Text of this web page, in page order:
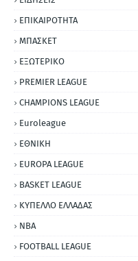
ΕΠΙΚΑΙΡΟΤΗΤΑ
ΜΠΑΣΚΕΤ
ΕΞΩΤΕΡΙΚΟ
PREMIER LEAGUE
CHAMPIONS LEAGUE
Euroleague
ΕΘΝΙΚΗ
EUROPA LEAGUE
BASKET LEAGUE
ΚΥΠΕΛΛΟ ΕΛΛΑΔΑΣ
NBA
FOOTBALL LEAGUE